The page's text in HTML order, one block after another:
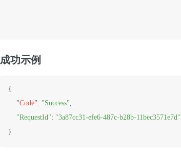
成功示例
{
    "
Code": "Success",
"RequestId": "3a87cc31-efe6-487c-b28b-11bec3571e7d"